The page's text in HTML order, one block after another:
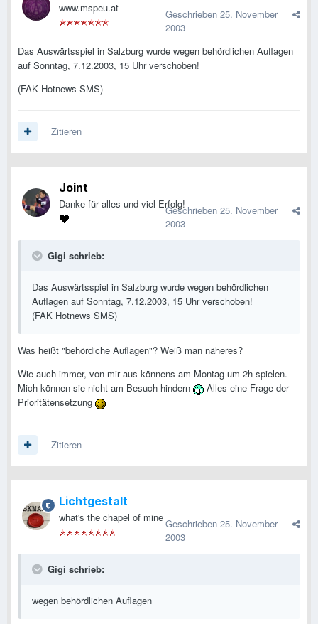
www.mspeu.at Geschrieben 25. November
2003
Das Auswärtsspiel in Salzburg wurde wegen behördlichen Auflagen
auf Sonntag, 7.12.2003, 15 Uhr verschoben!
(FAK Hotnews SMS)
Zitieren
Joint
Danke für alles und viel Erfolg!Geschrieben 25. November
2003
Gigi schrieb:
Das Auswärtsspiel in Salzburg wurde wegen behördlichen
Auflagen auf Sonntag, 7.12.2003, 15 Uhr verschoben!
(FAK Hotnews SMS)
Was heißt "behördiche Auflagen"? Weiß man näheres?
Wie auch immer, von mir aus könnens am Montag um 2h spielen.
Mich können sie nicht am Besuch hindern
Alles eine Frage der
Prioritätensetzung
Zitieren
Lichtgestalt
what's the chapel of mineGeschrieben 25. November
2003
Gigi schrieb:
wegen behördlichen Auflagen